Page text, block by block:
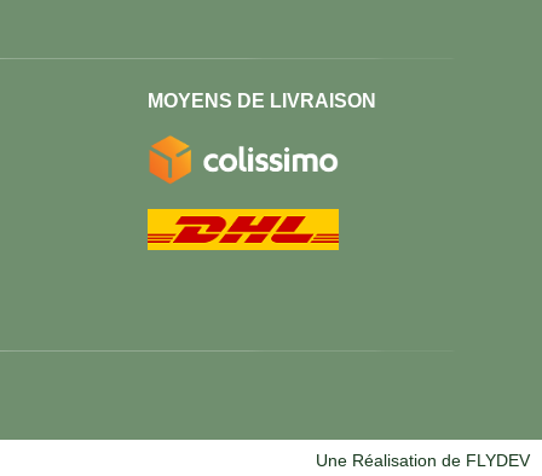
MOYENS DE LIVRAISON
Une Réalisation de FLYDEV